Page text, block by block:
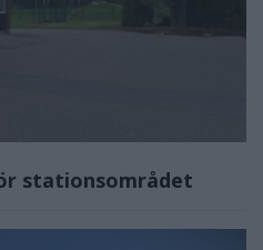
stationsområdet